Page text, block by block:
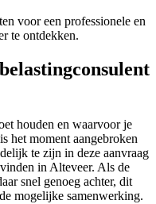
voor een professionele en
te ontdekken.
houden en waarvoor je
het moment aangebroken
te zijn in deze aanvraag
in Alteveer. Als de
snel genoeg achter, dit
mogelijke samenwerking.